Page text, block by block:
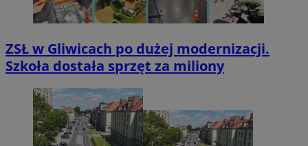
ZSŁ w Gliwicach po dużej modernizacji.
Szkoła dostała sprzęt za miliony